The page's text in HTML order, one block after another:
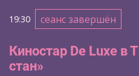
19:30 сеанс завершён
Киностар De Luxe
стан»